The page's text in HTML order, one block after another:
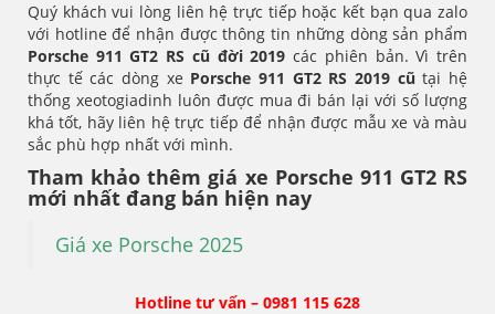
Quý khách vui lòng liên hệ trực tiếp hoặc kết bạn qua zalo
với hotline để nhận được thông tin những dòng sản phẩm
Porsche 911 GT2 RS cũ đời 2019 các phiên bản. Vì trên
thực tế các dòng xe Porsche 911 GT2 RS 2019 cũ tại hệ
thống xeotogiadinh luôn được mua đi bán lại với số lượng
khá tốt, hãy liên hệ trực tiếp để nhận được mẫu xe và màu
sắc phù hợp nhất với mình.
Tham khảo thêm giá xe Porsche 911 GT2 RS
mới nhất đang bán hiện nay
Giá xe Porsche 2025
Hotline tư vấn – 0981 115 628